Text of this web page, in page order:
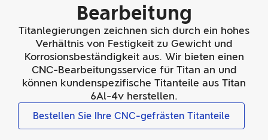
Bearbeitung
Titanlegierungen zeichnen sich durch ein hohes
Verhältnis von Festigkeit zu Gewicht und
Korrosionsbeständigkeit aus. Wir bieten einen
CNC-Bearbeitungsservice für Titan an und
können kundenspezifische Titanteile aus Titan
6Al-4v herstellen.
Bestellen Sie Ihre CNC-gefrästen Titanteile